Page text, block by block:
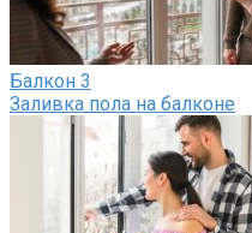
Балкон 3
Заливка пола на балконе